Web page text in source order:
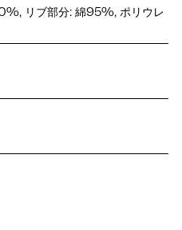
リブ部分: 綿95%, ポリウレ